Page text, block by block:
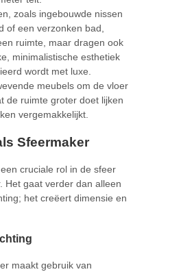
zoals ingebouwde nissen
of een verzonken bad,
ruimte, maar dragen ook
minimalistische esthetiek
wordt met luxe.
meubels om de vloer
de ruimte groter doet lijken
vergemakkelijkt.
Sfeermaker
cruciale rol in de sfeer
Het gaat verder dan alleen
het creëert dimensie en
maakt gebruik van